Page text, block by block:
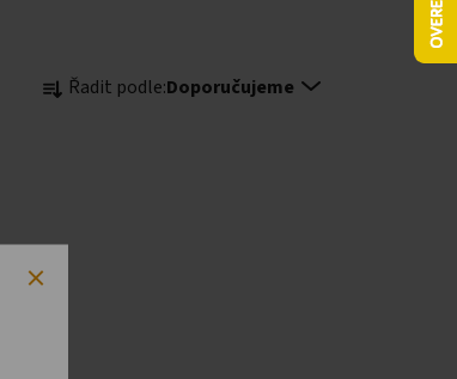
Řazení produktů
Řadit podle:Doporučujeme